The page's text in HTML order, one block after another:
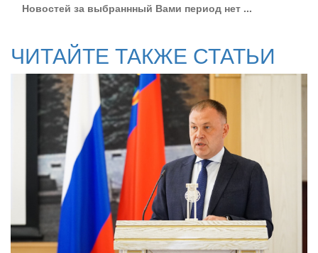
Новостей за выбраннный Вами период нет ...
ЧИТАЙТЕ ТАКЖЕ СТАТЬИ